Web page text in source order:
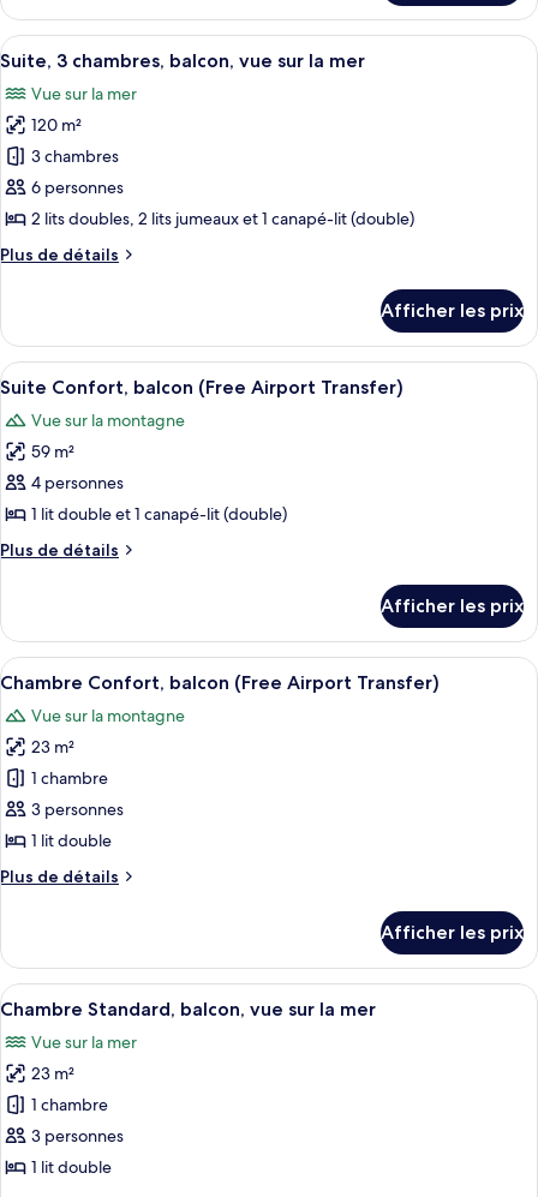
(Inland
View
balcony)
Chambre
Standard
(Inland
no
balcony)
Afficher
toutes
les
photos
pour
ce
type
chambre :
chambres,
balcon,
sur
la
mer
Une chambre à coucher moderne
14
Suite, 3 chambres, balcon, vue sur la mer
Vue sur la mer
120 m²
3 chambres
6 personnes
2 lits doubles, 2 lits jumeaux et 1 canapé-lit (double)
Plus de détails
Plus
Suite,
chambres,
vue
sur
mer
Afficher les prix
Afficher
toutes
les
photos
pour
ce
type
de
Suite
Confort,
balcon
(Free
Airport
Transfer)
Une chambre d’hôtel avec un lit,
7
Suite Confort, balcon (Free Airport Transfer)
Vue sur la montagne
59 m²
4 personnes
1 lit double et 1 canapé-lit (double)
Plus de détails
Plus
Suite
Confort,
balcon
Airport
Transfer)
Afficher les prix
Afficher
toutes
les
photos
pour
ce
type
chambre :
balcon
(Free
Transfer)
Une chambre d’hôtel avec un lit,
4
Chambre Confort, balcon (Free Airport Transfer)
Vue sur la montagne
23 m²
1 chambre
3 personnes
1 lit double
Plus de détails
Plus
Chambre
Confort,
balcon
Airport
Transfer)
Afficher les prix
Afficher
toutes
les
photos
pour
ce
type
Une chambre d’hôtel avec un lit,
5
Chambre Standard, balcon, vue sur la mer
Vue sur la mer
23 m²
1 chambre
3 personnes
1 lit double